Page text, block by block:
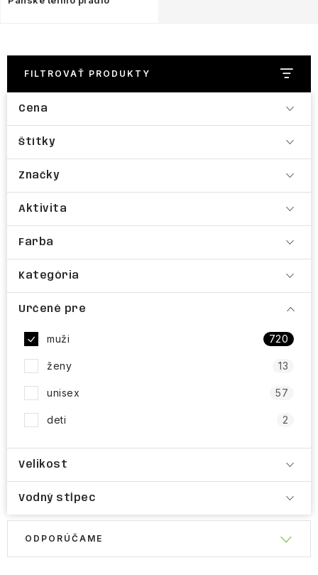
FILTROVAŤ PRODUKTY
Cena
Štítky
Značky
Aktivita
Farba
Kategória
Určené pre
muži 720
ženy 13
unisex 57
deti 2
Velikost
Vodný stĺpec
ODPORÚČAME